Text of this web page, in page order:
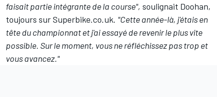
faisait partie intégrante de la course", soulignait Doohan,
toujours sur Superbike.co.uk. "Cette année-là, j'étais en
tête du championnat et j'ai essayé de revenir le plus vite
possible. Sur le moment, vous ne réfléchissez pas trop et
vous avancez."